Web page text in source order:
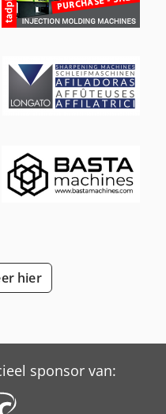
8) Reifenhäuser
1 in het souterrain.
Dit betreft een
Documentatie
is mogelijk. Codpfsw R
hier
sponsor van: